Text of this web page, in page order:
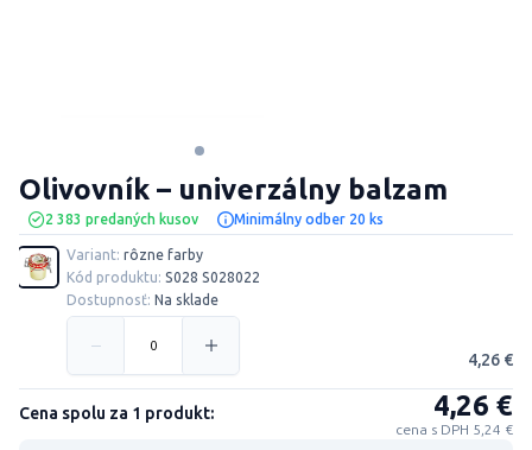
2 383 predaných kusov Minimálny odber 20 ks
Olivovník – univerzálny balzam
Variant: rôzne farby
Kód produktu: S028 S028022
Dostupnosť: Na sklade
4,26 €
Cena spolu za 1 produkt: 4,26 €
cena s DPH 5,24 €